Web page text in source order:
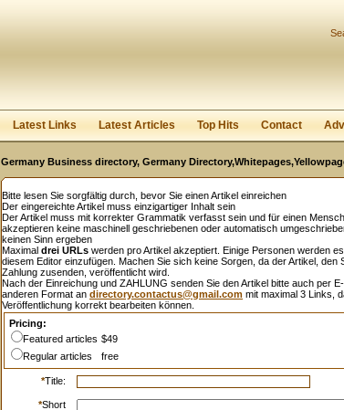
Latest Links Latest Articles Top Hits Contact
Germany Business directory, Germany
Bitte lesen Sie sorgfältig durch, bevor Sie einen Artikel einreichen
Der eingereichte Artikel muss einzigartiger Inhalt sein
Der Artikel muss mit korrekter Grammatik verfasst sein und für einen
akzeptieren keine maschinell geschriebenen oder automatisch
keinen Sinn ergeben
Maximal drei URLs werden pro Artikel akzeptiert. Einige Personen werden
diesem Editor einzufügen. Machen Sie sich keine Sorgen, da der Artikel, den
Zahlung zusenden, veröffentlicht wird.
Nach der Einreichung und ZAHLUNG senden Sie den Artikel bitte auch per
anderen Format an directory.contactus@gmail.com mit maximal 3 Links,
Veröffentlichung korrekt bearbeiten können.
Pricing:
Featured articles $49
Regular articles
free
*Title:
*Short